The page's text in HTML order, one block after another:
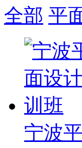
全部 平
宁波